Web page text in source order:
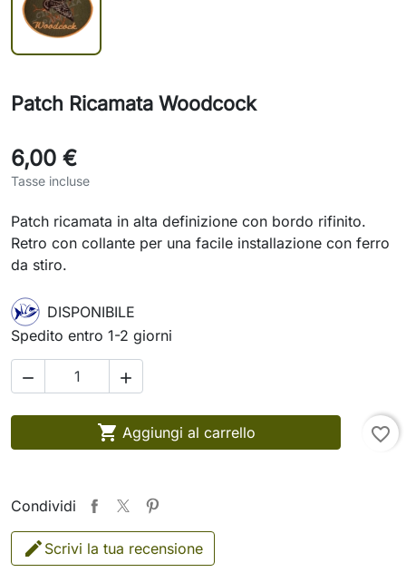
Patch Ricamata Woodcock
6,00 €
Tasse incluse
Patch ricamata in alta definizione con bordo rifinito.
Retro con collante per una facile installazione con ferro
da stiro.
DISPONIBILE
Spedito entro 1-2 giorni
 
 Aggiungi al carrello favorite_border
Condividi
Scrivi la tua recensione